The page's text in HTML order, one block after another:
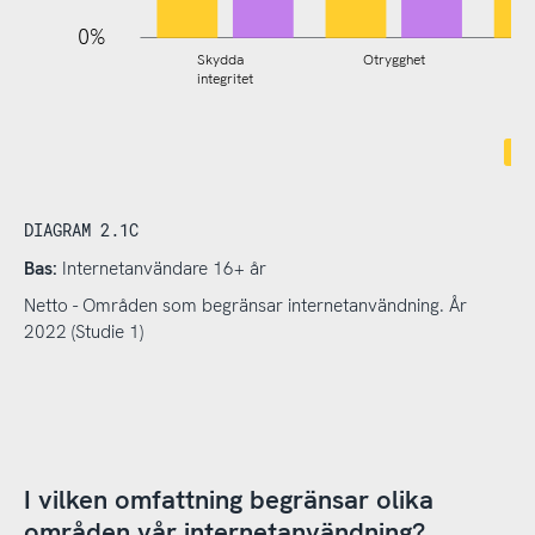
0%
Skydda
integritet
Otrygghet
DIAGRAM 2.1C
Bas: Internetanvändare 16+ år
Netto - Områden som begränsar internetanvändning. År
2022 (Studie 1)
I vilken omfattning begränsar olika